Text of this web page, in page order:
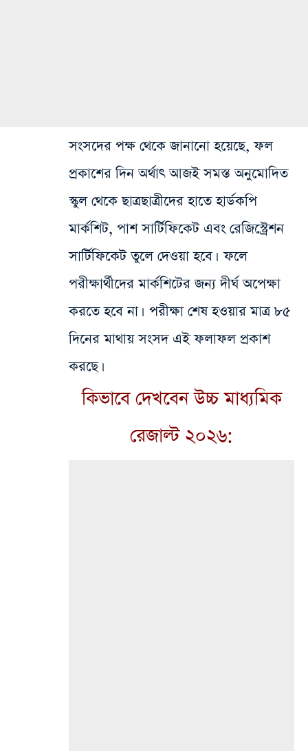
সংসদের পক্ষ থেকে জানানো হয়েছে, ফল
প্রকাশের দিন অর্থাৎ আজই সমস্ত অনুমোদিত
স্কুল থেকে ছাত্রছাত্রীদের হাতে হার্ডকপি
মার্কশিট, পাশ সার্টিফিকেট এবং রেজিস্ট্রেশন
সার্টিফিকেট তুলে দেওয়া হবে। ফলে
পরীক্ষার্থীদের মার্কশিটের জন্য দীর্ঘ অপেক্ষা
করতে হবে না। পরীক্ষা শেষ হওয়ার মাত্র ৮৫
দিনের মাথায় সংসদ এই ফলাফল প্রকাশ
করছে।
কিভাবে দেখবেন উচ্চ মাধ্যমিক
রেজাল্ট ২০২৬: